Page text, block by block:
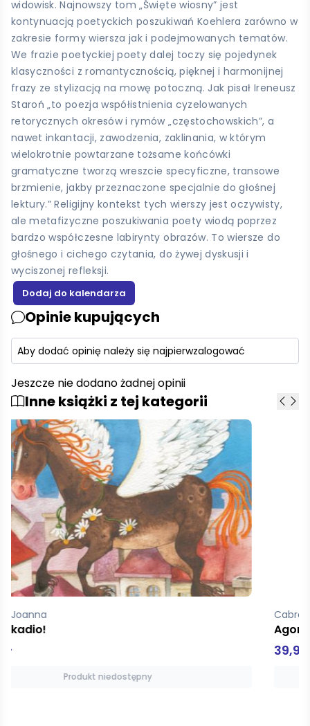
widowisk. Najnowszy tom „Święte wiosny” jest
kontynuacją poetyckich poszukiwań Koehlera zarówno w
zakresie formy wiersza jak i podejmowanych tematów.
We frazie poetyckiej poety dalej toczy się pojedynek
klasyczności z romantycznością, pięknej i harmonijnej
frazy ze stylizacją na mowę potoczną. Jak pisał Ireneusz
Staroń „to poezja współistnienia cyzelowanych
retorycznych okresów i rymów „częstochowskich”, a
nawet inkantacji, zawodzenia, zaklinania, w którym
wielokrotnie powtarzane tożsame końcówki
gramatyczne tworzą wreszcie specyficzne, transowe
brzmienie, jakby przeznaczone specjalnie do głośnej
lektury.” Religijny kontekst tych wierszy jest oczywisty,
ale metafizyczne poszukiwania poety wiodą poprzez
bardzo współczesne labirynty obrazów. To wiersze do
głośnego i cichego czytania, do żywej dyskusji i
wyciszonej refleksji.
Opinie kupujących
Aby dodać opinię należy się najpierwzalogować
Jeszcze nie dodano żadnej opinii
Inne książki z tej kategorii
Cabre Jaume
Agonia dźwięków
39,90 zł
Produkt niedostępny